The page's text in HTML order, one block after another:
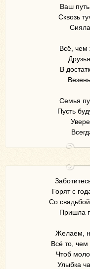
Ваш путь
Сквозь
Всё, чем
В
Семья
Пусть
Горят с
Со
Пришла
Желаем,
Всё то, чем
Чтоб
Улыбка